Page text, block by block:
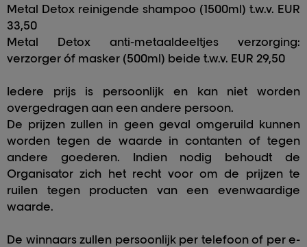
Metal Detox reinigende shampoo (1500ml) t.w.v. EUR
33,50
Metal Detox anti-metaaldeeltjes verzorging:
verzorger óf masker (500ml) beide t.w.v. EUR 29,50
Iedere prijs is persoonlijk en kan niet worden
overgedragen aan een andere persoon.
De prijzen zullen in geen geval omgeruild kunnen
worden tegen de waarde in contanten of tegen
andere goederen. Indien nodig behoudt de
Organisator zich het recht voor om de prijzen te
ruilen tegen producten van een evenwaardige
waarde.
De winnaars zullen persoonlijk per telefoon of per e-